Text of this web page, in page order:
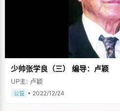
少帅张学良（三） 编导：卢颖
UP主: 卢颖
公益 • 2022/12/24